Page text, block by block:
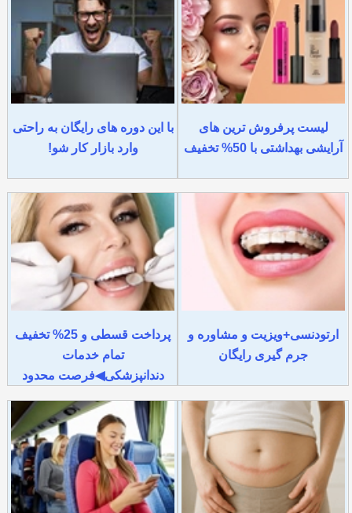
لیست پرفروش ترین های
آرایشی بهداشتی با 50% تخفیف
با این دوره های رایگان به راحتی
وارد بازار کار شو!
ارتودنسی+ویزیت و مشاوره و
جرم گیری رایگان
پرداخت قسطی و 25% تخفیف
تمام خدمات
دندانپزشکی◀فرصت محدود